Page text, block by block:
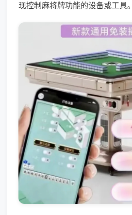
现控制麻将牌功能的设备或工具。